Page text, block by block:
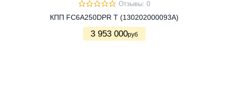
Отзывы: 0
КПП FC6A250DPR T (130202000093A)
3 953 000руб